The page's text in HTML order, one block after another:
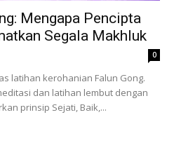
Mengapa Pencipta
Segala Makhluk
0
latihan kerohanian Falun Gong.
dan latihan lembut dengan
prinsip Sejati, Baik,...